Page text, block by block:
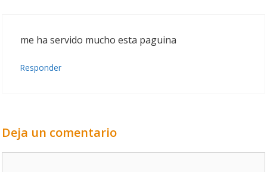
me ha servido mucho esta paguina
Responder
Deja un comentario